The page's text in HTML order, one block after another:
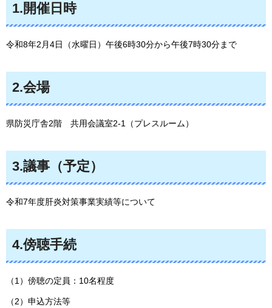
1.開催日時
令和8年2月4日（水曜日）午後6時30分から午後7時30分まで
2.会場
県防災庁舎2階 共用会議室2-1（プレスルーム）
3.議事（予定）
令和7年度肝炎対策事業実績等について
4.傍聴手続
（1）傍聴の定員：10名程度
（2）申込方法等